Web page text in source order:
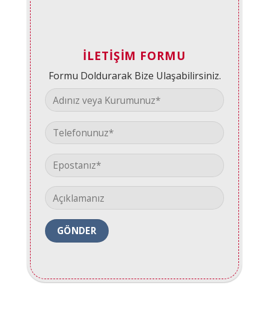
İLETIŞIM FORMU
Formu Doldurarak Bize Ulaşabilirsiniz.